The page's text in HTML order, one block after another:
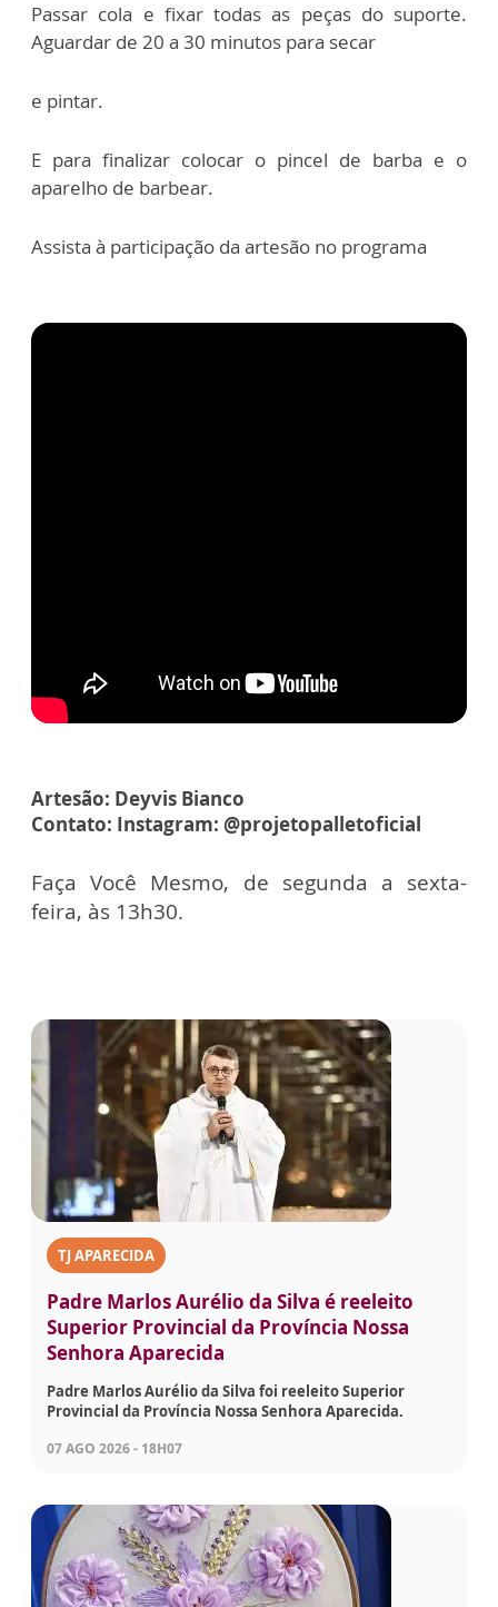
Passar cola e fixar todas as peças do suporte.
Aguardar de 20 a 30 minutos para secar
e pintar.
E para finalizar colocar o pincel de barba e o
aparelho de barbear.
Assista à participação da artesão no programa
Artesão: Deyvis Bianco
Contato: Instagram: @projetopalletoficial
Faça Você Mesmo, de segunda a sexta-
feira, às 13h30.
TJ APARECIDA
Padre Marlos Aurélio da Silva é reeleito
Superior Provincial da Província Nossa
Senhora Aparecida
Padre Marlos Aurélio da Silva foi reeleito Superior
Provincial da Província Nossa Senhora Aparecida.
07 AGO 2026 - 18H07